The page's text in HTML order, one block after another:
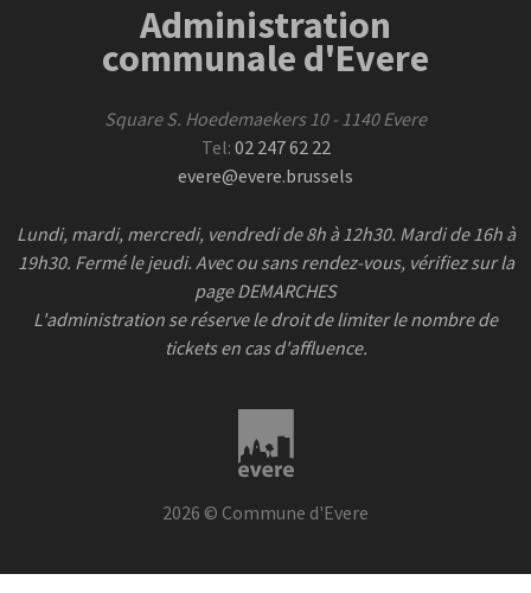
Administration
communale d'Evere
Square S. Hoedemaekers 10 - 1140 Evere
Tel: 02 247 62 22
evere@evere.brussels
Lundi, mardi, mercredi, vendredi de 8h à 12h30. Mardi de 16h à
19h30. Fermé le jeudi. Avec ou sans rendez-vous, vérifiez sur la
page DEMARCHES
L'administration se réserve le droit de limiter le nombre de
tickets en cas d'affluence.
2026 © Commune d'Evere